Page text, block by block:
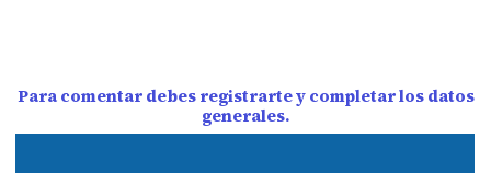
Para comentar debes registrarte y completar los datos
generales.